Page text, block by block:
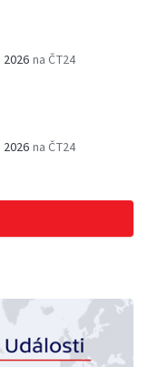
2026 na ČT24
2026 na ČT24